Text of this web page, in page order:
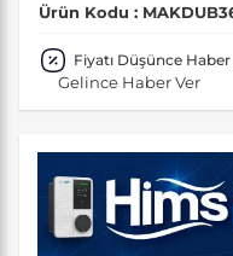
Ürün Kodu :
Fiyatı Düşünce Haber
Gelince Haber Ver